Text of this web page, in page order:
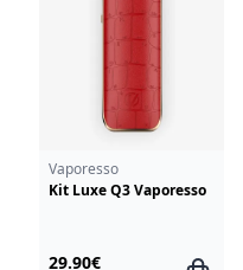
Vaporesso
Kit Luxe Q3 Vaporesso
29.90€